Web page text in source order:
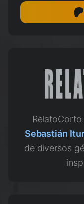
Sebastián
de diversos